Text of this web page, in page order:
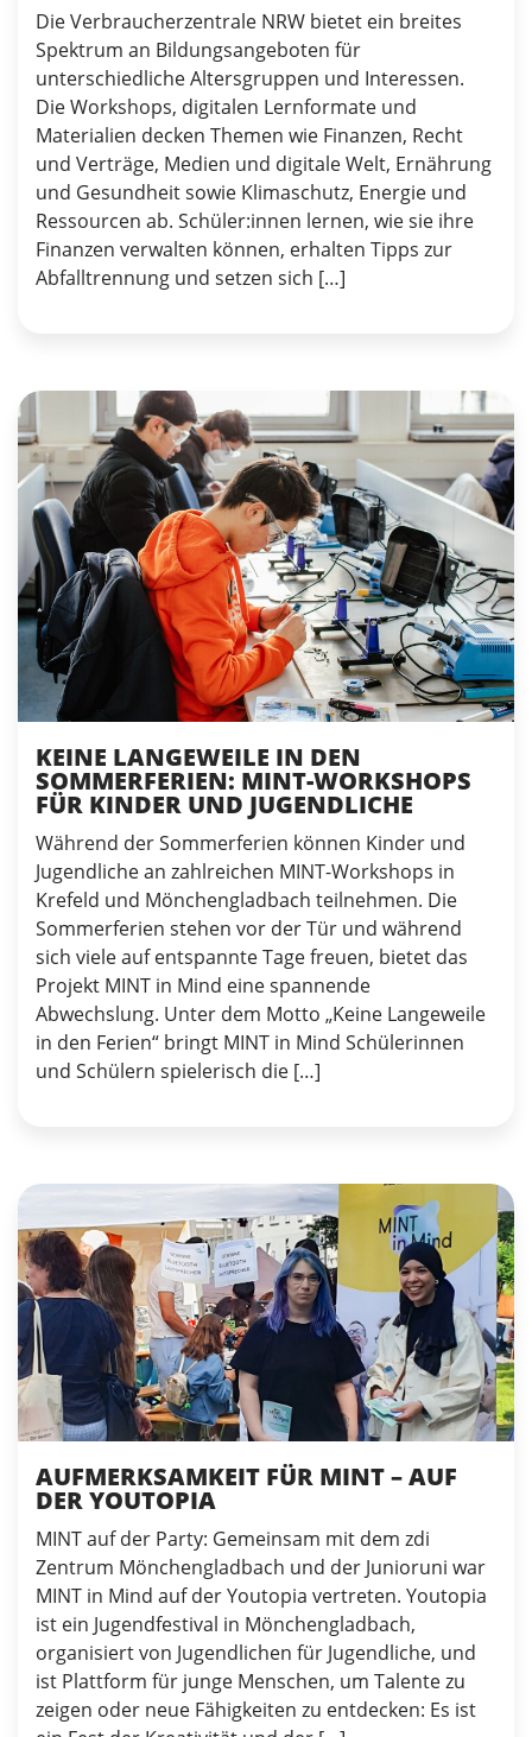
Die Verbraucherzentrale NRW bietet ein breites
Spektrum an Bildungsangeboten für
unterschiedliche Altersgruppen und Interessen.
Die Workshops, digitalen Lernformate und
Materialien decken Themen wie Finanzen, Recht
und Verträge, Medien und digitale Welt, Ernährung
und Gesundheit sowie Klimaschutz, Energie und
Ressourcen ab. Schüler:innen lernen, wie sie ihre
Finanzen verwalten können, erhalten Tipps zur
Abfalltrennung und setzen sich […]
KEINE LANGEWEILE IN DEN
SOMMERFERIEN: MINT-WORKSHOPS
FÜR KINDER UND JUGENDLICHE
Während der Sommerferien können Kinder und
Jugendliche an zahlreichen MINT-Workshops in
Krefeld und Mönchengladbach teilnehmen. Die
Sommerferien stehen vor der Tür und während
sich viele auf entspannte Tage freuen, bietet das
Projekt MINT in Mind eine spannende
Abwechslung. Unter dem Motto „Keine Langeweile
in den Ferien“ bringt MINT in Mind Schülerinnen
und Schülern spielerisch die […]
AUFMERKSAMKEIT FÜR MINT – AUF
DER YOUTOPIA
MINT auf der Party: Gemeinsam mit dem zdi
Zentrum Mönchengladbach und der Junioruni war
MINT in Mind auf der Youtopia vertreten. Youtopia
ist ein Jugendfestival in Mönchengladbach,
organisiert von Jugendlichen für Jugendliche, und
ist Plattform für junge Menschen, um Talente zu
zeigen oder neue Fähigkeiten zu entdecken: Es ist